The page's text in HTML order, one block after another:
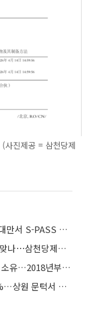
진제공 = 삼천당제
삼천당제약, ‘미국식 규제 표준 도입국’ 대만서 S-PASS 특허 등록…실증 데이터 심사 통과
삼전 이어 SK하닉도 ’어닝 서프라이즈‘ 맞나⋯삼천당제약 16%↓
삼천당제약 “에스패스 특허 100% 자사 소유…2018년부터 개발비 전액 부담”
美 클래리티 법안 연내 통과 가능성 13%…상원 문턱서 제동